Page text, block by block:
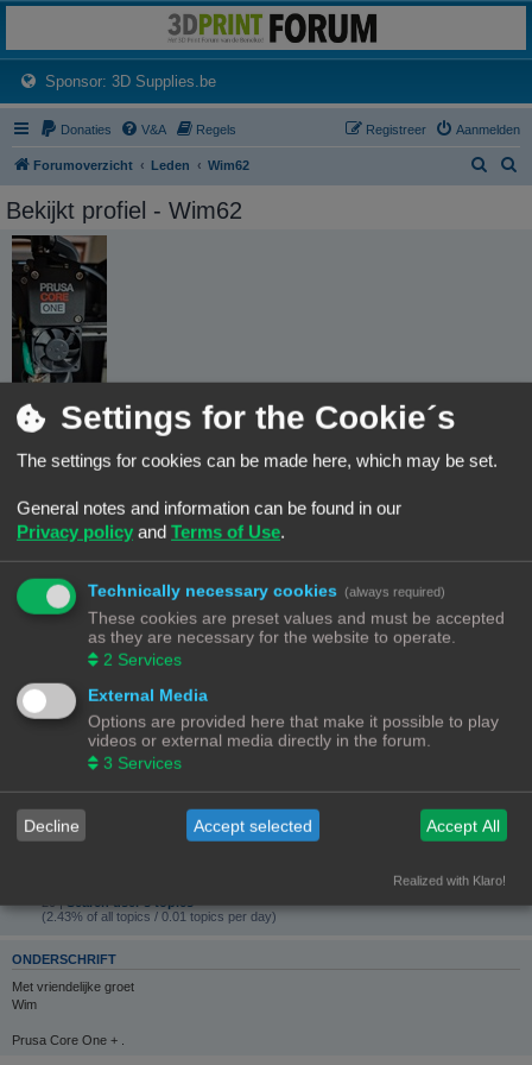
Het 3D print forum van de Benelux na de sluiting van 3dprintforum.nl
Sponsor: 3D Supplies.be(Opens a new tab)
Donaties V&A Regels Aanmelden
Registreer
Forumoverzicht Leden Wim62
Bekijkt profiel - Wim62
Gebruikersnaam:
Wim62
64
Locatie:
Arnhem
CONTACTEER WIM62
GEBRUIKERSSTATISTIEKEN
25/09/22, 17:12
Laatst actief:
07/08/26, 19:39
Aantal berichten:
Zoek gebruikers berichten
(11.31% van alle berichten / 0.72 berichten per dag)
Meest actief in forum:
(211 berichten / 20.85% van gebruikers berichten)
Meest actief in onderwerp:
(2.43% of all topics / 0.01 topics per day)
ONDERSCHRIFT
Met vriendelijke groet
Wim
Prusa Core One + .
Settings for the Cookie´s
The settings for cookies can be made here, which may be set.
General notes and information can be found in our
Privacy policy and Terms of Use.
Technically necessary cookies (always required)
These cookies are preset values and must be accepted
as they are necessary for the website to operate.
2 Services
External Media
Options are provided here that make it possible to play
videos or external media directly in the forum.
3 Services
Decline Accept selected Accept All
Realized with Klaro!